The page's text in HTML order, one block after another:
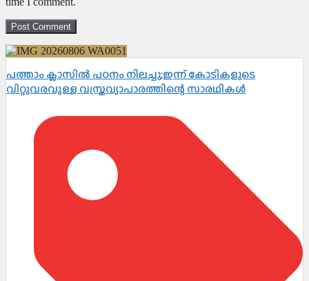
പത്താം ക്ലാസിൽ പഠനം നിലച്ചു;ഇന്ന് കോടികളുടെ
വിറ്റുവരവുള്ള വസ്ത്രവ്യാപാരത്തിന്റെ സാരഥികൾ